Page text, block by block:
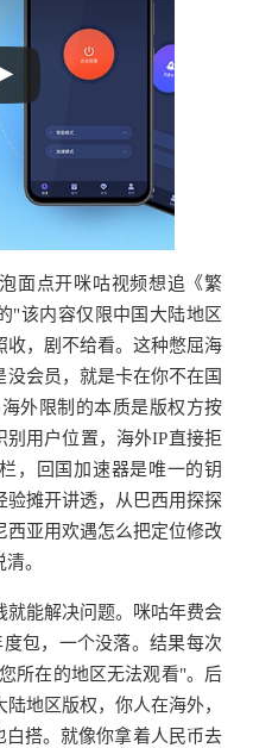
面点开咪咕视频想追《繁
"该内容仅限中国大陆地区
，剧不给看。这种憋屈海
会员，就是卡在你不在国
外限制的本质是版权方按
用户位置，海外IP直接拒
，回国加速器是唯一的钥
摊开讲透，从巴西用探探
亚用欢遇怎么把定位修改
。
就能解决问题。咪咕年费会
包，一个没落。结果每次
所在的地区无法观看"。后
地区版权，你人在海外，
搭。就像你拿着人民币去